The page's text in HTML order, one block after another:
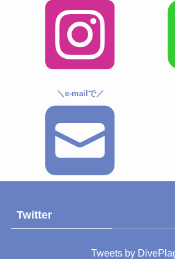
＼e-mailで／
Twitter
Tweets by